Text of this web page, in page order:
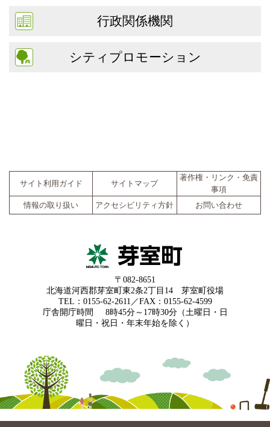
行政関係機関
シティプロモーション
サイト利用ガイド サイトマップ
著作権・リンク・免責
事項
情報の取り扱い
アクセシビリティ方針 お問い合わせ
〒082-8651
北海道河西郡芽室町東2条2丁目14 芽室町役場
TEL：0155-62-2611／FAX：0155-62-4599
庁舎開庁時間
8時45分～17時30分（土曜日・日
曜日・祝日・年末年始を除く）